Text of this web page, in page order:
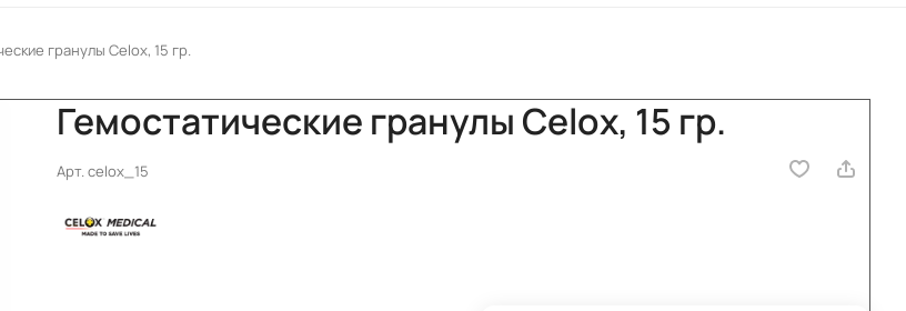
гранулы Celox, 15 гр.
Гемостатические гранулы Celox, 15 гр.
Арт.celox_15